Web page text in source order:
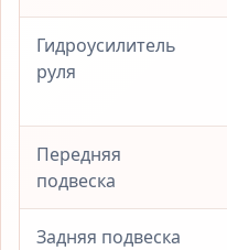
Гидроусилитель
руля
Передняя
подвеска
Задняя подвеска